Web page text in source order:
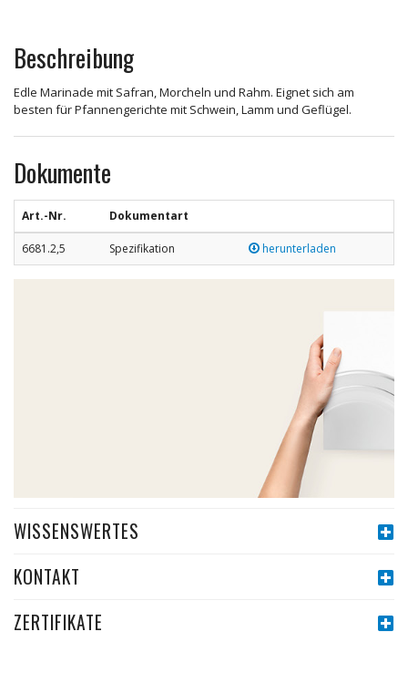
Beschreibung
Edle Marinade mit Safran, Morcheln und Rahm. Eignet sich am
besten für Pfannengerichte mit Schwein, Lamm und Geflügel.
Dokumente
Art.-Nr. Dokumentart
6681.2,5 Spezifikation herunterladen
WISSENSWERTES
KONTAKT
ZERTIFIKATE